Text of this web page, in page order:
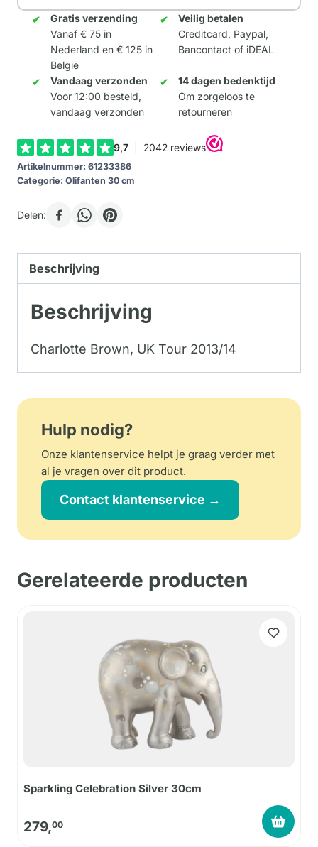
Gratis verzending
Vanaf € 75 in
Nederland en € 125 in
België
Veilig betalen
Creditcard, Paypal,
Bancontact of iDEAL
Vandaag verzonden
Voor 12:00 besteld,
vandaag verzonden
14 dagen bedenktijd
Om zorgeloos te
retourneren
Artikelnummer: 61233386
Categorie: Olifanten 30 cm
Delen:
Beschrijving
Beschrijving
Charlotte Brown, UK Tour 2013/14
Hulp nodig?
Onze klantenservice helpt je graag verder met
al je vragen over dit product.
Contact klantenservice →
Gerelateerde producten
Sparkling Celebration Silver 30cm
279,00